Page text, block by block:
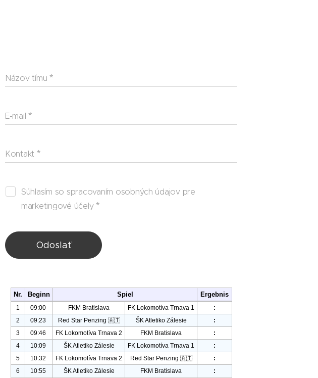
Názov tímu
E-mail
Kontakt
Súhlasím so spracovaním osobných údajov pre
marketingové účely
Odoslať